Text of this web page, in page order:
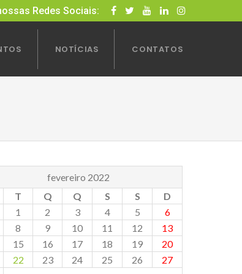
Redes Sociais:
NOTÍCIAS CONTATOS
fevereiro 2022
T Q Q S S
D
1
2 3 4 5
6
8 9 10 11 12
13
15 16 17 18 19
20
22 23 24 25 26
27